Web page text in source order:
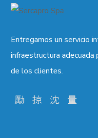
Entregamos un servicio
infraestructura adecuada
de los clientes.